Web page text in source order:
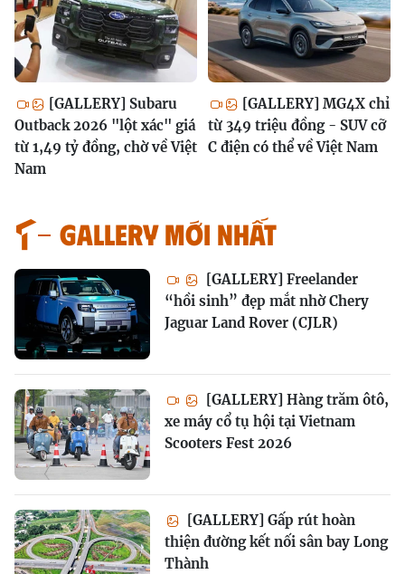
[GALLERY] Subaru
Outback 2026 "lột xác" giá
từ 1,49 tỷ đồng, chờ về Việt
Nam
[GALLERY] MG4X chỉ
từ 349 triệu đồng - SUV cỡ
C điện có thể về Việt Nam
GALLERY MỚI NHẤT
[GALLERY] Freelander
“hồi sinh” đẹp mắt nhờ Chery
Jaguar Land Rover (CJLR)
[GALLERY] Hàng trăm ôtô,
xe máy cổ tụ hội tại Vietnam
Scooters Fest 2026
[GALLERY] Gấp rút hoàn
thiện đường kết nối sân bay Long
Thành